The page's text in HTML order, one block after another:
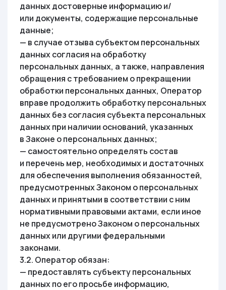
данных достоверные информацию и/
или документы, содержащие персональные
данные;
— в случае отзыва субъектом персональных
данных согласия на обработку
персональных данных, а также, направления
обращения с требованием о прекращении
обработки персональных данных, Оператор
вправе продолжить обработку персональных
данных без согласия субъекта персональных
данных при наличии оснований, указанных
в Законе о персональных данных;
— самостоятельно определять состав
и перечень мер, необходимых и достаточных
для обеспечения выполнения обязанностей,
предусмотренных Законом о персональных
данных и принятыми в соответствии с ним
нормативными правовыми актами, если иное
не предусмотрено Законом о персональных
данных или другими федеральными
законами.
3.2. Оператор обязан:
— предоставлять субъекту персональных
данных по его просьбе информацию,